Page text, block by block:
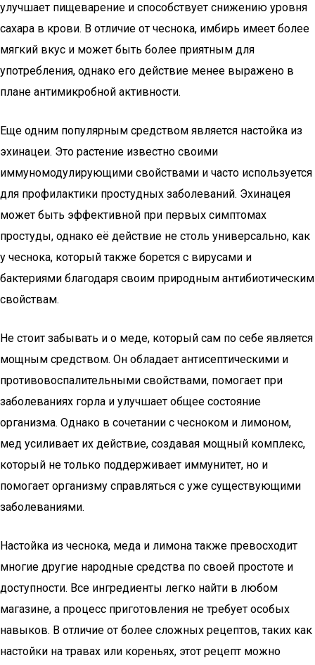
улучшает пищеварение и способствует снижению уровня
сахара в крови. В отличие от чеснока, имбирь имеет более
мягкий вкус и может быть более приятным для
употребления, однако его действие менее выражено в
плане антимикробной активности.
Еще одним популярным средством является настойка из
эхинацеи. Это растение известно своими
иммуномодулирующими свойствами и часто используется
для профилактики простудных заболеваний. Эхинацея
может быть эффективной при первых симптомах
простуды, однако её действие не столь универсально, как
у чеснока, который также борется с вирусами и
бактериями благодаря своим природным антибиотическим
свойствам.
Не стоит забывать и о меде, который сам по себе является
мощным средством. Он обладает антисептическими и
противовоспалительными свойствами, помогает при
заболеваниях горла и улучшает общее состояние
организма. Однако в сочетании с чесноком и лимоном,
мед усиливает их действие, создавая мощный комплекс,
который не только поддерживает иммунитет, но и
помогает организму справляться с уже существующими
заболеваниями.
Настойка из чеснока, меда и лимона также превосходит
многие другие народные средства по своей простоте и
доступности. Все ингредиенты легко найти в любом
магазине, а процесс приготовления не требует особых
навыков. В отличие от более сложных рецептов, таких как
настойки на травах или кореньях, этот рецепт можно